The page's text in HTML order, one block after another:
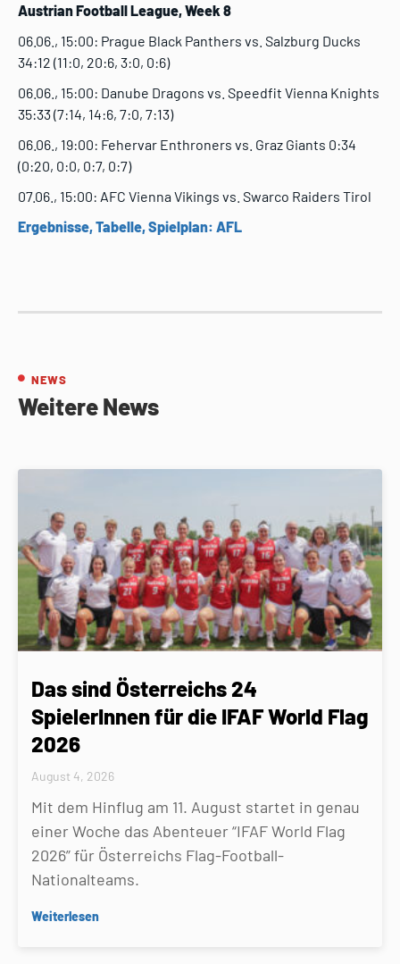
Austrian Football League, Week 8
06.06., 15:00: Prague Black Panthers vs. Salzburg Ducks
34:12 (11:0, 20:6, 3:0, 0:6)
06.06., 15:00: Danube Dragons vs. Speedfit Vienna Knights
35:33 (7:14, 14:6, 7:0, 7:13)
06.06., 19:00: Fehervar Enthroners vs. Graz Giants 0:34
(0:20, 0:0, 0:7, 0:7)
07.06., 15:00: AFC Vienna Vikings vs. Swarco Raiders Tirol
Ergebnisse, Tabelle, Spielplan: AFL
NEWS
Weitere News
Das sind Österreichs 24
SpielerInnen für die IFAF World Flag
2026
August 4, 2026
Mit dem Hinflug am 11. August startet in genau
einer Woche das Abenteuer “IFAF World Flag
2026” für Österreichs Flag-Football-
Nationalteams.
Weiterlesen